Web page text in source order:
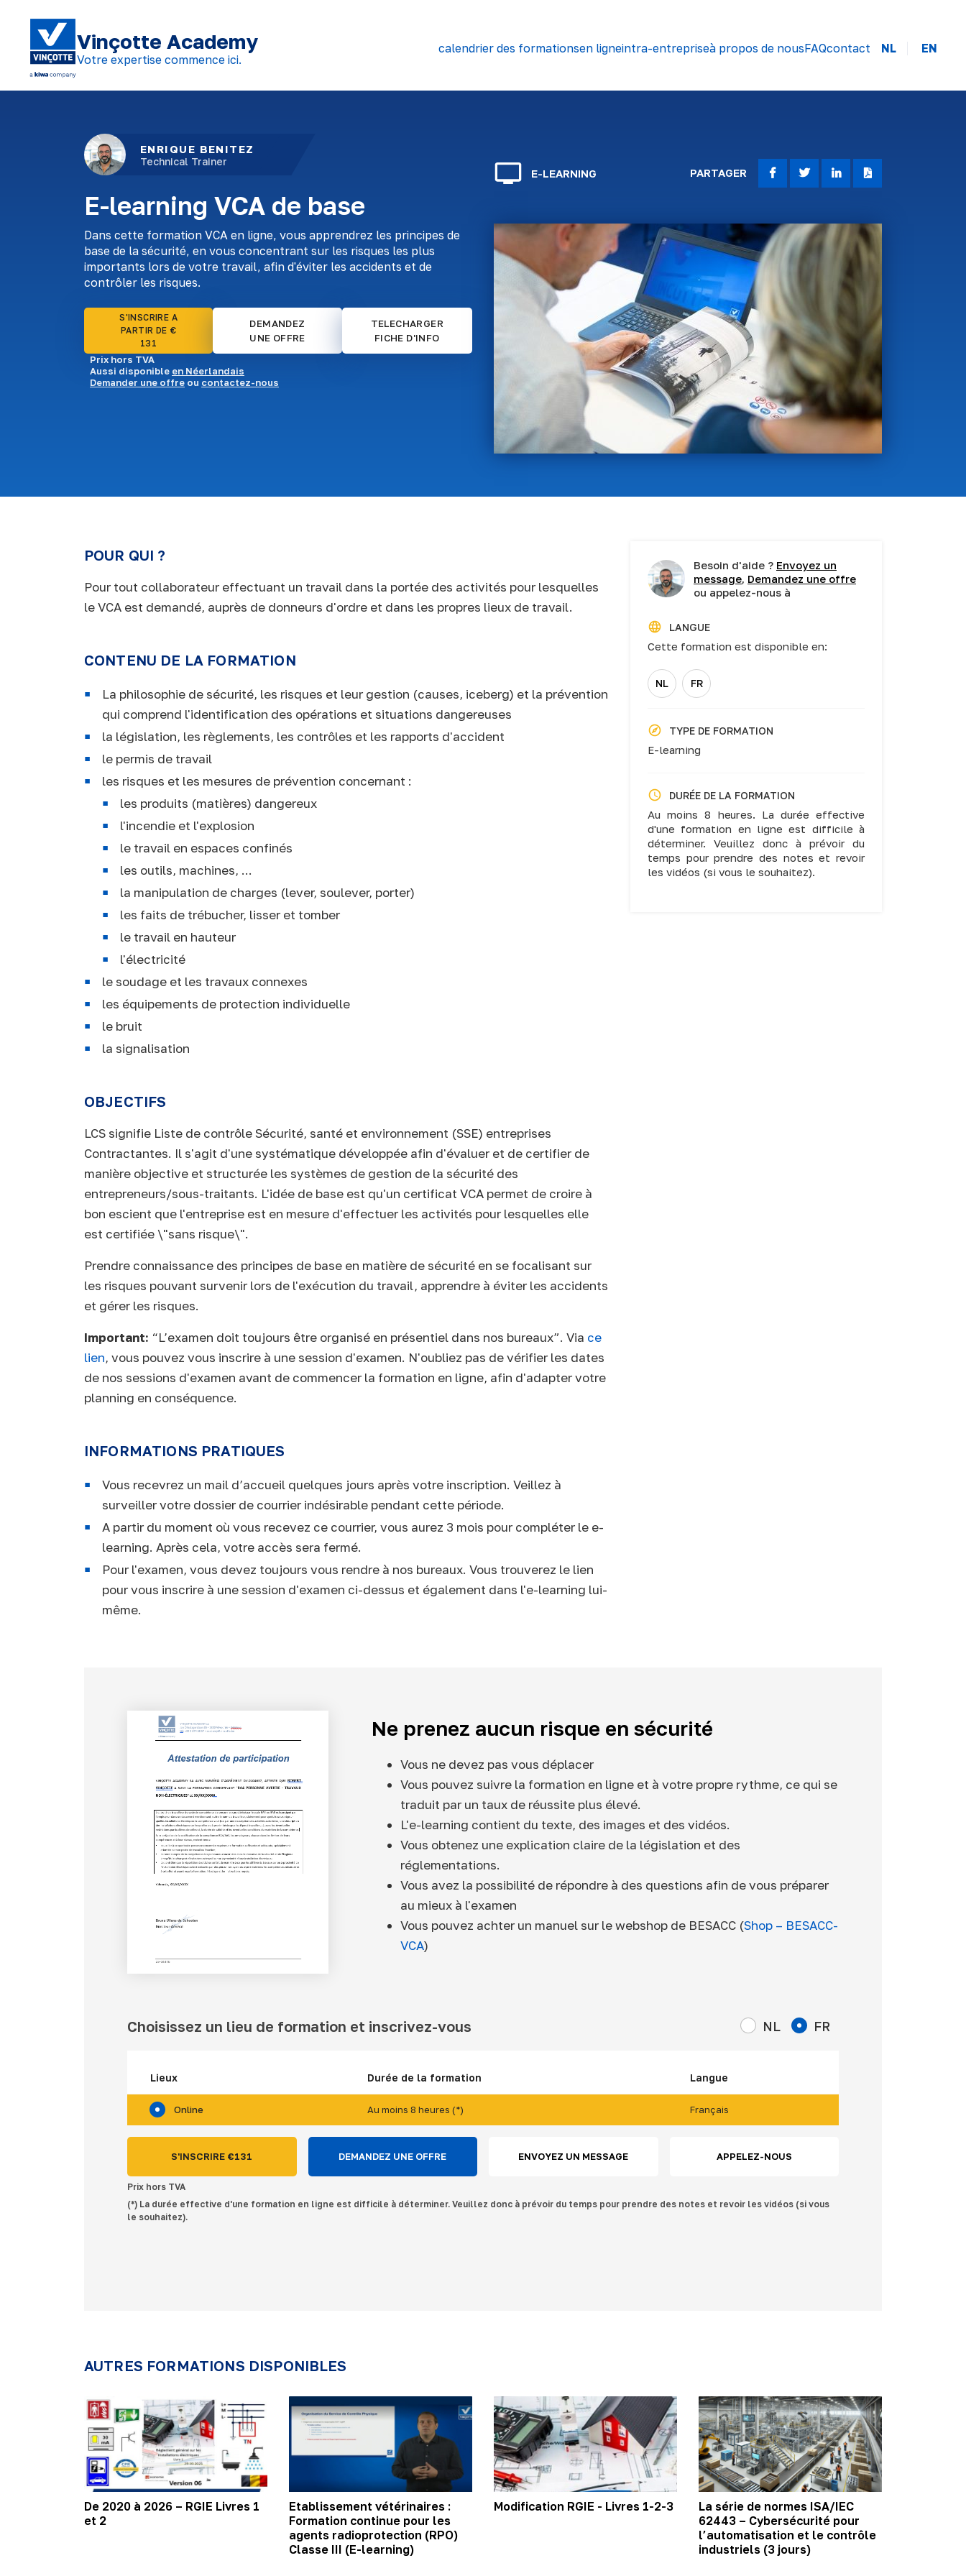
Vinçotte Academy
Votre expertise commence ici.
calendrier des formationsen ligneintra-entrepriseà propos de nousFAQcontact NL EN
ENRIQUE BENITEZ
Technical Trainer
E-learning VCA de base
Dans cette formation VCA en ligne, vous apprendrez les principes de
base de la sécurité, en vous concentrant sur les risques les plus
importants lors de votre travail, afin d'éviter les accidents et de
contrôler les risques.
S'INSCRIRE A
PARTIR DE €
131
DEMANDEZ
UNE OFFRE
TELECHARGER
FICHE D'INFO
Prix hors TVA
Aussi disponible en Néerlandais
Demander une offre ou contactez-nous
E-LEARNING PARTAGER
POUR QUI ?
Pour tout collaborateur effectuant un travail dans la portée des activités pour lesquelles
le VCA est demandé, auprès de donneurs d'ordre et dans les propres lieux de travail.
CONTENU DE LA FORMATION
La philosophie de sécurité, les risques et leur gestion (causes, iceberg) et la prévention
qui comprend l'identification des opérations et situations dangereuses
la législation, les règlements, les contrôles et les rapports d'accident
le permis de travail
les risques et les mesures de prévention concernant :
les produits (matières) dangereux
l'incendie et l'explosion
le travail en espaces confinés
les outils, machines, ...
la manipulation de charges (lever, soulever, porter)
les faits de trébucher, lisser et tomber
le travail en hauteur
l'électricité
le soudage et les travaux connexes
les équipements de protection individuelle
le bruit
la signalisation
OBJECTIFS
LCS signifie Liste de contrôle Sécurité, santé et environnement (SSE) entreprises
Contractantes. Il s'agit d'une systématique développée afin d'évaluer et de certifier de
manière objective et structurée les systèmes de gestion de la sécurité des
entrepreneurs/sous-traitants. L'idée de base est qu'un certificat VCA permet de croire à
bon escient que l'entreprise est en mesure d'effectuer les activités pour lesquelles elle
est certifiée \"sans risque\".
Prendre connaissance des principes de base en matière de sécurité en se focalisant sur
les risques pouvant survenir lors de l'exécution du travail, apprendre à éviter les accidents
et gérer les risques.
Important: “L’examen doit toujours être organisé en présentiel dans nos bureaux”. Via ce
lien, vous pouvez vous inscrire à une session d'examen. N'oubliez pas de vérifier les dates
de nos sessions d'examen avant de commencer la formation en ligne, afin d'adapter votre
planning en conséquence.
INFORMATIONS PRATIQUES
Vous recevrez un mail d’accueil quelques jours après votre inscription. Veillez à
surveiller votre dossier de courrier indésirable pendant cette période.
A partir du moment où vous recevez ce courrier, vous aurez 3 mois pour compléter le e-
learning. Après cela, votre accès sera fermé.
Pour l'examen, vous devez toujours vous rendre à nos bureaux. Vous trouverez le lien
pour vous inscrire à une session d'examen ci-dessus et également dans l'e-learning lui-
même.
Besoin d'aide ? Envoyez un
message, Demandez une offre
ou appelez-nous à
LANGUE
Cette formation est disponible en:
NL FR
TYPE DE FORMATION
E-learning
DURÉE DE LA FORMATION
Au moins 8 heures. La durée effective
d'une formation en ligne est difficile à
déterminer. Veuillez donc à prévoir du
temps pour prendre des notes et revoir
les vidéos (si vous le souhaitez).
Ne prenez aucun risque en sécurité
Vous ne devez pas vous déplacer
Vous pouvez suivre la formation en ligne et à votre propre rythme, ce qui se
traduit par un taux de réussite plus élevé.
L'e-learning contient du texte, des images et des vidéos.
Vous obtenez une explication claire de la législation et des
réglementations.
Vous avez la possibilité de répondre à des questions afin de vous préparer
au mieux à l'examen
Vous pouvez achter un manuel sur le webshop de BESACC (Shop – BESACC-
VCA)
Choisissez un lieu de formation et inscrivez-vous NL FR
Lieux Durée de la formation Langue
Online Au moins 8 heures (*) Français
S'INSCRIRE €131 DEMANDEZ UNE OFFRE ENVOYEZ UN MESSAGE APPELEZ-NOUS
Prix hors TVA
(*) La durée effective d'une formation en ligne est difficile à déterminer. Veuillez donc à prévoir du temps pour prendre des notes et revoir les vidéos (si vous
le souhaitez).
AUTRES FORMATIONS DISPONIBLES
De 2020 à 2026 – RGIE Livres 1
et 2
Etablissement vétérinaires :
Formation continue pour les
agents radioprotection (RPO)
Classe III (E-learning)
Modification RGIE - Livres 1-2-3
La série de normes ISA/IEC
62443 – Cybersécurité pour
l’automatisation et le contrôle
industriels (3 jours)